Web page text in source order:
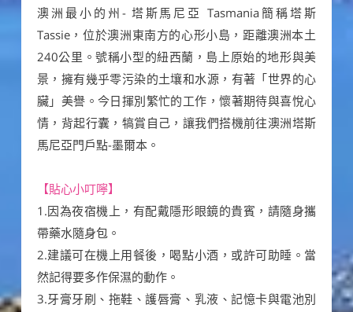
澳洲最小的州- 塔斯馬尼亞 Tasmania簡稱塔斯
Tassie，位於澳洲東南方的心形小島，距離澳洲本土
240公里。號稱小型的紐西蘭，島上原始的地形與美
景，擁有幾乎零污染的土壤和水源，有著「世界的心
臟」美譽。今日揮別繁忙的工作，懷著期待與喜悅心
情，背起行囊，犒賞自己，讓我們搭機前往澳洲塔斯
馬尼亞門戶點-墨爾本。
【貼心小叮嚀】
1.因為夜宿機上，有配戴隱形眼鏡的貴賓，請隨身攜
帶藥水隨身包。
2.建議可在機上用餐後，喝點小酒，或許可助睡。當
然記得要多作保濕的動作。
3.牙膏牙刷、拖鞋、護唇膏、乳液、記憶卡與電池別